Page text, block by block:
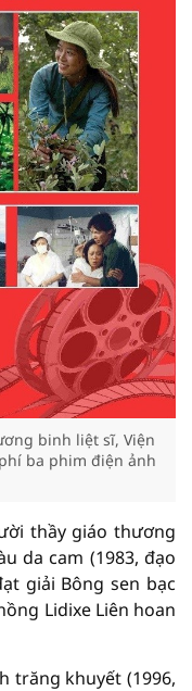
binh liệt sĩ, Viện
ba phim điện ảnh
thầy giáo thương
da cam (1983, đạo
giải Bông sen bạc
Lidixe Liên hoan
trăng khuyết (1996,